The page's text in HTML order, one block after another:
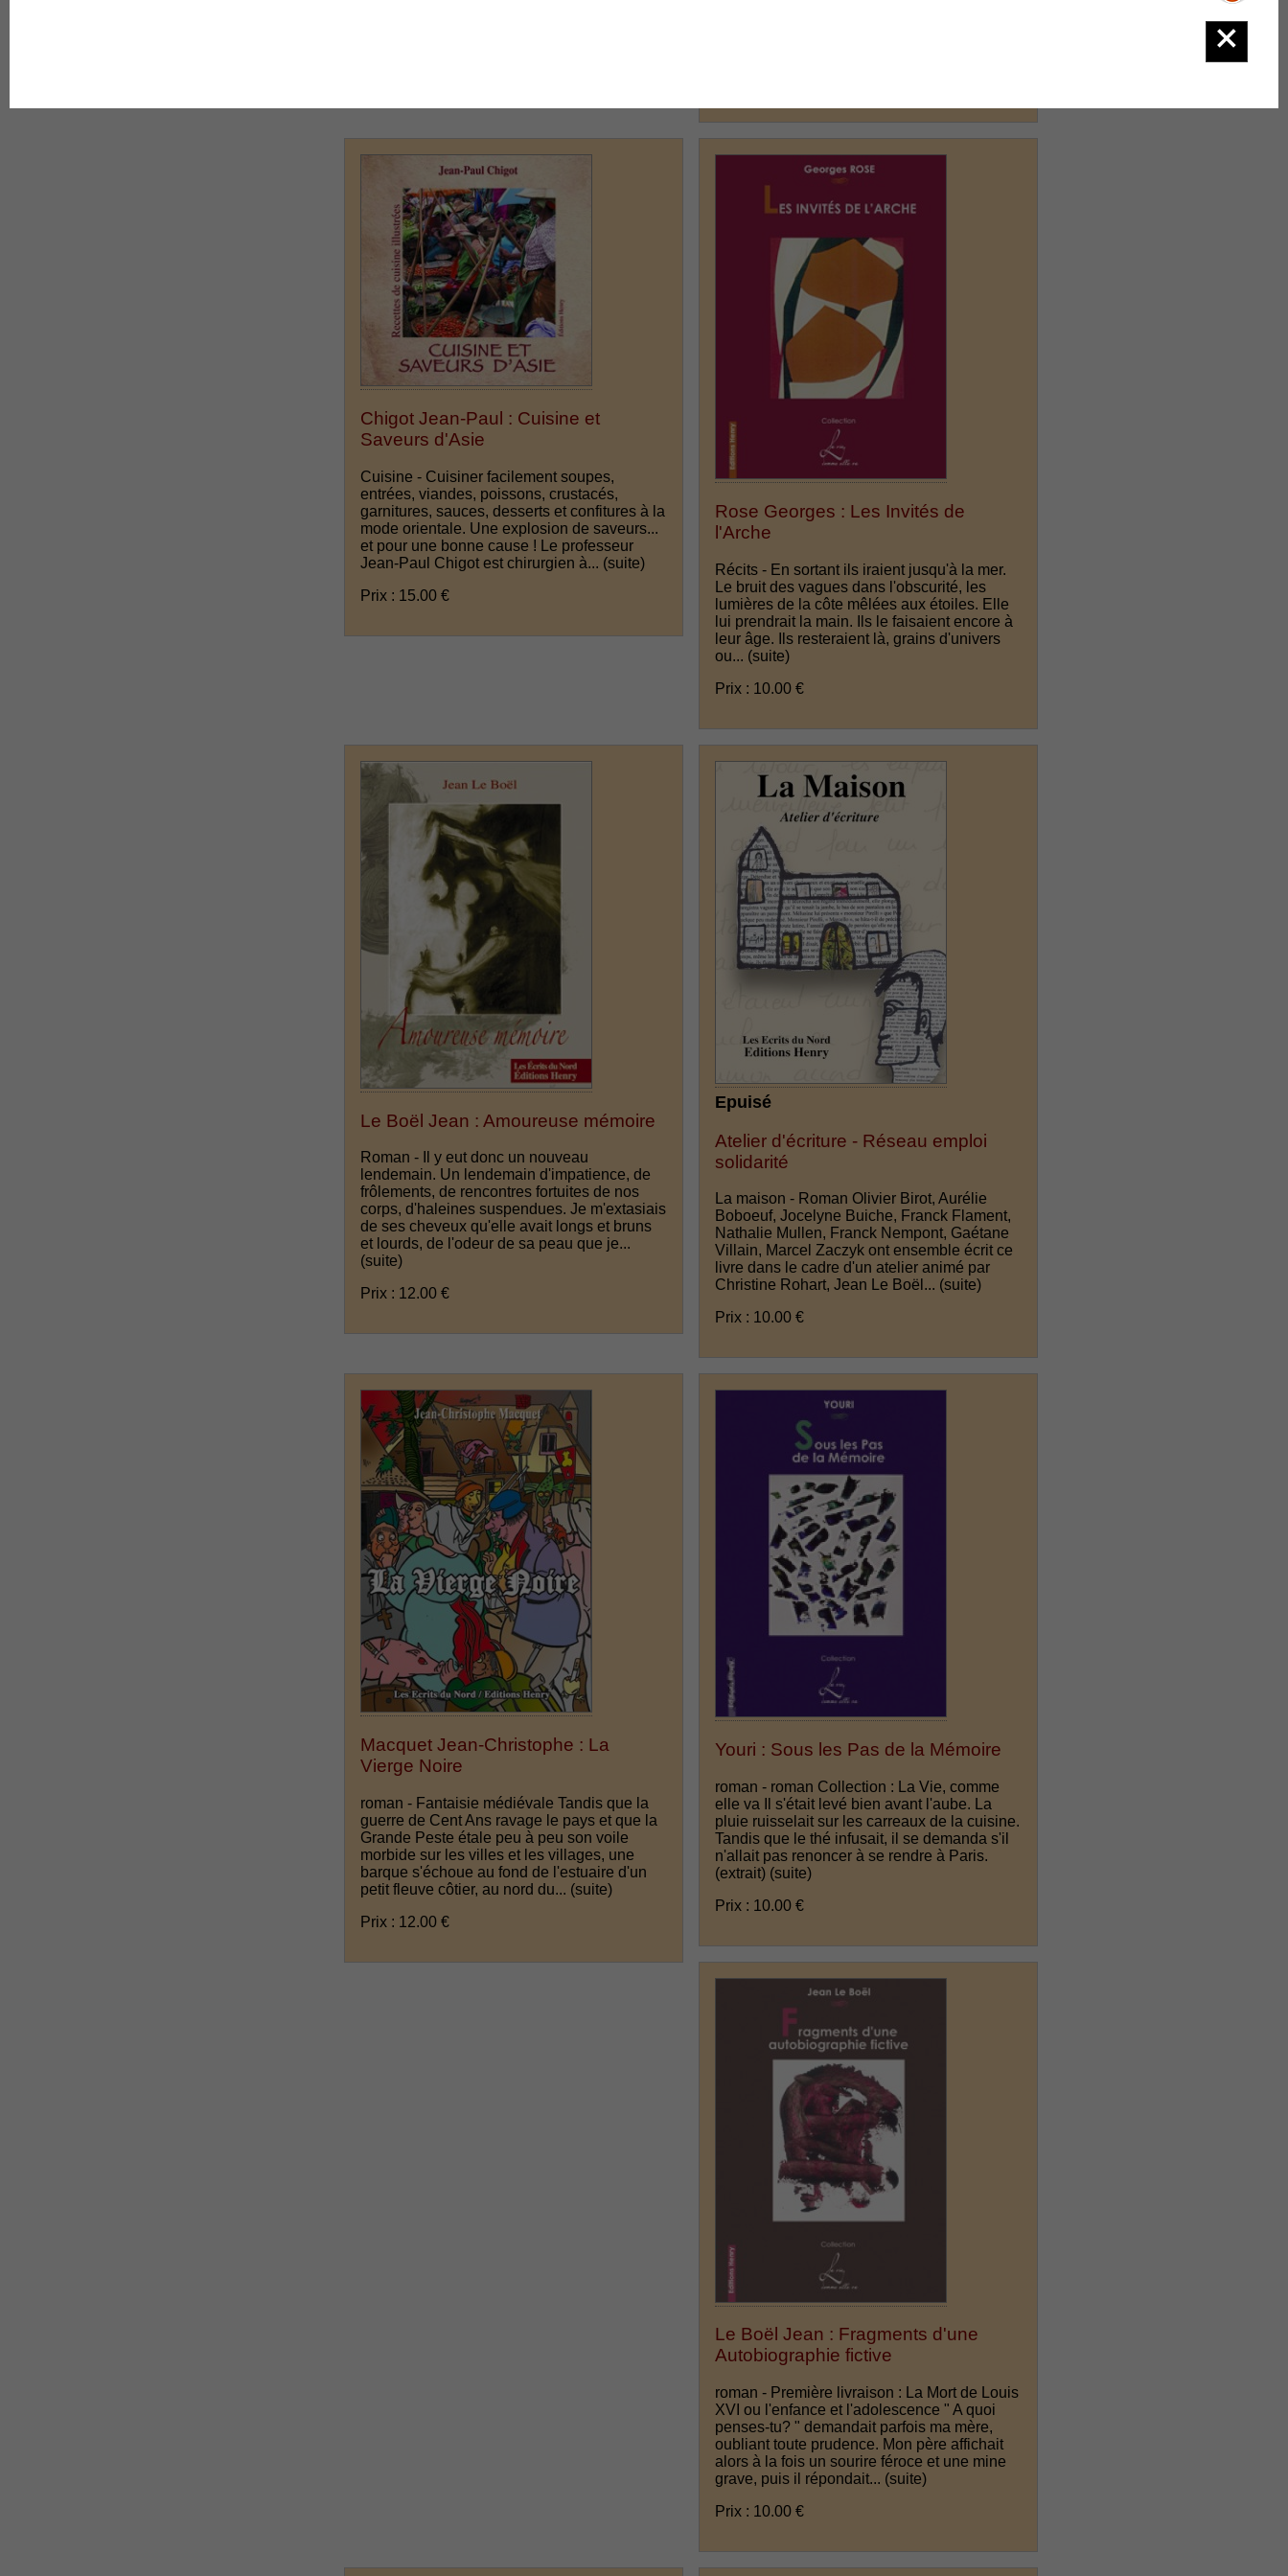
Chigot Jean-Paul : Cuisine et
Saveurs d'Asie
Cuisine - Cuisiner facilement soupes,
entrées, viandes, poissons, crustacés,
garnitures, sauces, desserts et confitures à la
mode orientale. Une explosion de saveurs...
et pour une bonne cause ! Le professeur
Jean-Paul Chigot est chirurgien à... (suite)
Prix : 15.00 €
Rose Georges : Les Invités de
l'Arche
Récits - En sortant ils iraient jusqu'à la mer.
Le bruit des vagues dans l'obscurité, les
lumières de la côte mêlées aux étoiles. Elle
lui prendrait la main. Ils le faisaient encore à
leur âge. Ils resteraient là, grains d'univers
ou... (suite)
Prix : 10.00 €
Le Boël Jean : Amoureuse mémoire
Roman - Il y eut donc un nouveau
lendemain. Un lendemain d'impatience, de
frôlements, de rencontres fortuites de nos
corps, d'haleines suspendues. Je m'extasiais
de ses cheveux qu'elle avait longs et bruns
et lourds, de l'odeur de sa peau que je...
(suite)
Prix : 12.00 €
Epuisé
Atelier d'écriture - Réseau emploi
solidarité
La maison - Roman Olivier Birot, Aurélie
Boboeuf, Jocelyne Buiche, Franck Flament,
Nathalie Mullen, Franck Nempont, Gaétane
Villain, Marcel Zaczyk ont ensemble écrit ce
livre dans le cadre d'un atelier animé par
Christine Rohart, Jean Le Boël... (suite)
Prix : 10.00 €
Macquet Jean-Christophe : La
Vierge Noire
roman - Fantaisie médiévale Tandis que la
guerre de Cent Ans ravage le pays et que la
Grande Peste étale peu à peu son voile
morbide sur les villes et les villages, une
barque s'échoue au fond de l'estuaire d'un
petit fleuve côtier, au nord du... (suite)
Prix : 12.00 €
Youri : Sous les Pas de la Mémoire
roman - roman Collection : La Vie, comme
elle va Il s'était levé bien avant l'aube. La
pluie ruisselait sur les carreaux de la cuisine.
Tandis que le thé infusait, il se demanda s'il
n'allait pas renoncer à se rendre à Paris.
(extrait) (suite)
Prix : 10.00 €
Le Boël Jean : Fragments d'une
Autobiographie fictive
roman - Première livraison : La Mort de Louis
XVI ou l'enfance et l'adolescence " A quoi
penses-tu? " demandait parfois ma mère,
oubliant toute prudence. Mon père affichait
alors à la fois un sourire féroce et une mine
grave, puis il répondait... (suite)
Prix : 10.00 €